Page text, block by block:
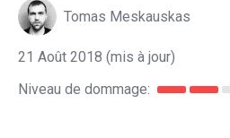
Tomas Meskauskas
21 Août 2018 (mis à jour)
Niveau de dommage: